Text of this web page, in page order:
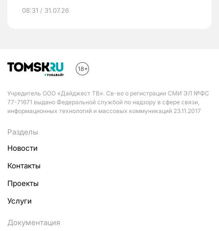
08:31 / 31.07.26
Учредитель ООО «Дайджест ТВ». Св-во о регистрации СМИ ЭЛ №ФС
77-71671 выдано Федеральной службой по надзору в сфере связи,
информационных технологий и массовых коммуникаций 23.11.2017
Разделы
Новости
Контакты
Проекты
Услуги
Документация